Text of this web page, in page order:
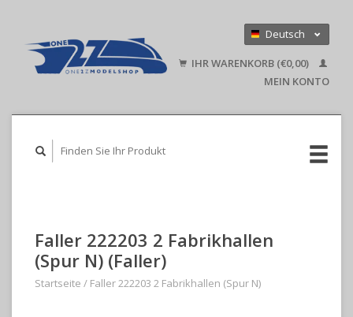
Deutsch
English
IHR WARENKORB (€0,00)
MEIN KONTO
Faller 222203 2 Fabrikhallen
(Spur N) (Faller)
Startseite / Faller 222203 2 Fabrikhallen (Spur N)